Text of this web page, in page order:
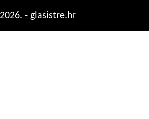
2026. - glasistre.hr